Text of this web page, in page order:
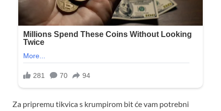
Za pripremu tikvica s krumpirom bit će vam potrebni